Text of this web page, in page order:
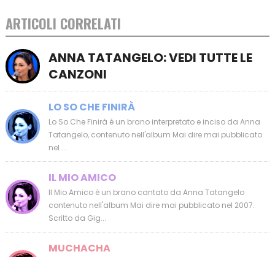
ARTICOLI CORRELATI
ANNA TATANGELO: VEDI TUTTE LE
CANZONI
LO SO CHE FINIRÀ
Lo So Che Finirà è un brano interpretato e inciso da Anna
Tatangelo, contenuto nell'album Mai dire mai pubblicato
nel ...
IL MIO AMICO
Il Mio Amico è un brano cantato da Anna Tatangelo
contenuto nell'album Mai dire mai pubblicato nel 2007.
Scritto da Gig...
MUCHACHA